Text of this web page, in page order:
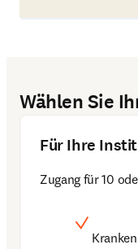
Wählen Sie
Für Ihre
Zugang für 10